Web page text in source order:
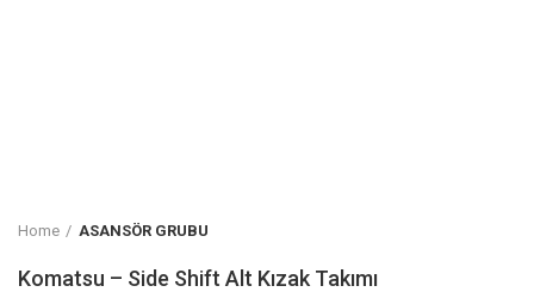
Home ASANSÖR GRUBU
Komatsu – Side Shift Alt Kızak Takımı